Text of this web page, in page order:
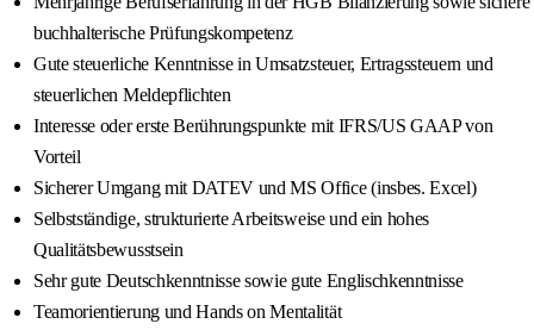
buchhalterische Prüfungskompetenz
Gute steuerliche Kenntnisse in Umsatzsteuer, Ertragssteuern und
steuerlichen Meldepflichten
Interesse oder erste Berührungspunkte mit IFRS/US GAAP von
Vorteil
Sicherer Umgang mit DATEV und MS Office (insbes. Excel)
Selbstständige, strukturierte Arbeitsweise und ein hohes
Qualitätsbewusstsein
Sehr gute Deutschkenntnisse sowie gute Englischkenntnisse
Teamorientierung und Hands on Mentalität